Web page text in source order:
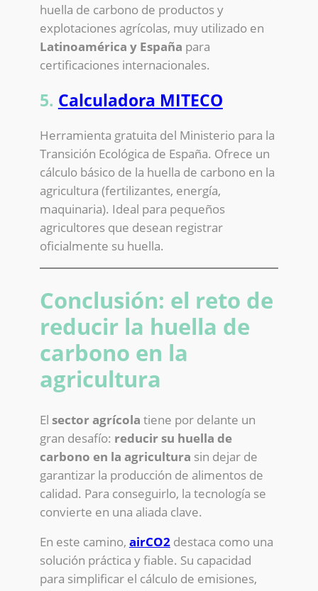
huella de carbono de productos y
explotaciones agrícolas, muy utilizado en
Latinoamérica y España para
certificaciones internacionales.
5. Calculadora MITECO
Herramienta gratuita del Ministerio para la
Transición Ecológica de España. Ofrece un
cálculo básico de la huella de carbono en la
agricultura (fertilizantes, energía,
maquinaria). Ideal para pequeños
agricultores que desean registrar
oficialmente su huella.
Conclusión: el reto de
reducir la huella de
carbono en la
agricultura
El sector agrícola tiene por delante un
gran desafío: reducir su huella de
carbono en la agricultura sin dejar de
garantizar la producción de alimentos de
calidad. Para conseguirlo, la tecnología se
convierte en una aliada clave.
En este camino, airCO2destaca como una
solución práctica y fiable. Su capacidad
para simplificar el cálculo de emisiones,